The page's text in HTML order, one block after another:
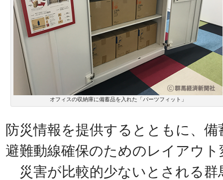
オフィスの収納庫に備蓄品を入れた「パーツフィット」
防災情報を提供するとともに、
避難動線確保のためのレイアウ
災害が比較的少ないとされる群